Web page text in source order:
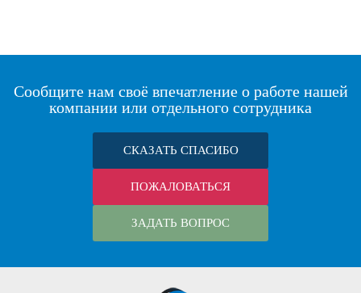
Сообщите нам своё впечатление о работе нашей
компании или отдельного сотрудника
СКАЗАТЬ СПАСИБО
ПОЖАЛОВАТЬСЯ
ЗАДАТЬ ВОПРОС